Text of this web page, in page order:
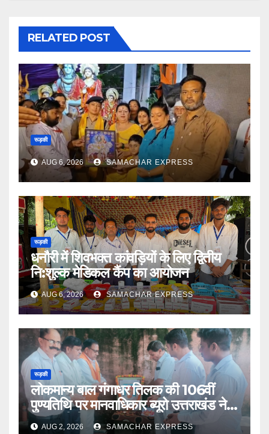
RELATED POST
रूड़की
AUG 6, 2026 SAMACHAR EXPRESS
रूड़की
धनौरी में शिवभक्त कांवड़ियों के लिए द्वितीय
नि:शुल्क मेडिकल कैंप का आयोजन
AUG 6, 2026 SAMACHAR EXPRESS
रूड़की
लोकमान्य बाल गंगाधर तिलक की 106वीं
पुण्यतिथि पर मानवाधिकार ब्यूरो उत्तराखंड ने
दी भावभीनी श्रद्धांजलि
AUG 2, 2026 SAMACHAR EXPRESS